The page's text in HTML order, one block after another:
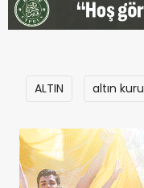
ALTIN altın kuru